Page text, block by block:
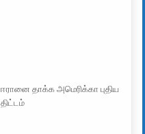
ஈரானை தாக்க அமெரிக்கா புதிய
திட்டம்